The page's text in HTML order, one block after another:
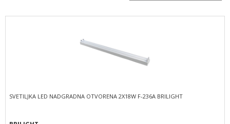
SVETILJKA LED NADGRADNA OTVORENA 2X18W F-236A BRILIGHT